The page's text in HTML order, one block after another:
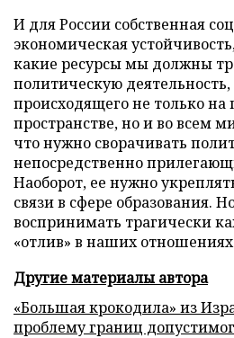
И для России собственная
экономическая
какие ресурсы мы должны
политическую
происходящего не только на
пространстве, но и во всем
что нужно сворачивать
непосредственно
Наоборот, ее нужно
связи в сфере образования.
воспринимать трагически
«отлив» в наших
Другие материалы автора
«Большая крокодила» из
проблему границ